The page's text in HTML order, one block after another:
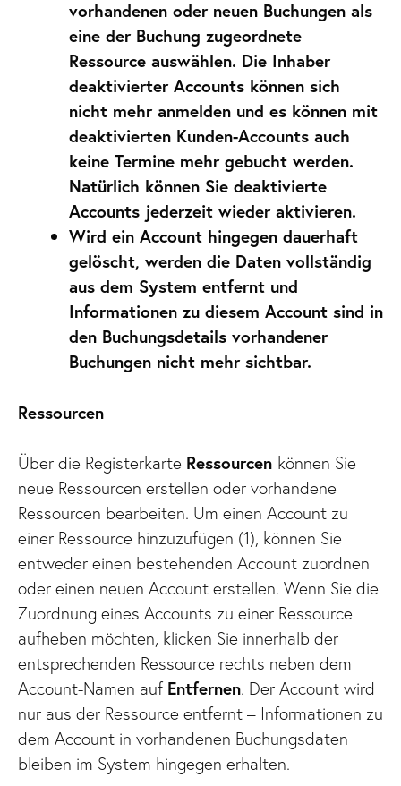
vorhandenen oder neuen Buchungen als
eine der Buchung zugeordnete
Ressource auswählen. Die Inhaber
deaktivierter Accounts können sich
nicht mehr anmelden und es können mit
deaktivierten Kunden-Accounts auch
keine Termine mehr gebucht werden.
Natürlich können Sie deaktivierte
Accounts jederzeit wieder aktivieren.
Wird ein Account hingegen dauerhaft
gelöscht, werden die Daten vollständig
aus dem System entfernt und
Informationen zu diesem Account sind in
den Buchungsdetails vorhandener
Buchungen nicht mehr sichtbar.
Ressourcen
Über die Registerkarte Ressourcen können Sie
neue Ressourcen erstellen oder vorhandene
Ressourcen bearbeiten. Um einen Account zu
einer Ressource hinzuzufügen (1), können Sie
entweder einen bestehenden Account zuordnen
oder einen neuen Account erstellen. Wenn Sie die
Zuordnung eines Accounts zu einer Ressource
aufheben möchten, klicken Sie innerhalb der
entsprechenden Ressource rechts neben dem
Account-Namen auf Entfernen. Der Account wird
nur aus der Ressource entfernt – Informationen zu
dem Account in vorhandenen Buchungsdaten
bleiben im System hingegen erhalten.